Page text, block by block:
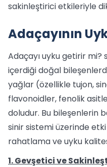
sakinleştirici etkileriyle
Adaçayının
Adaçayı uyku getirir mi?
içerdiği doğal
yağlar (özellikle tujon,
flavonoidler, fenolik
doludur. Bu bileşenlerin
sinir sistemi üzerinde
rahatlama ve uyku
1. Gevşetici ve